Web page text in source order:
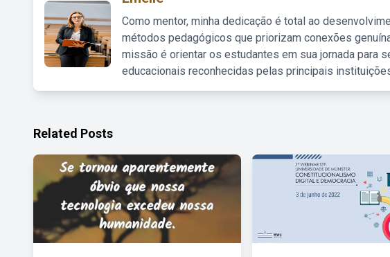
Como mentor, minha dedicação é total ao
métodos pedagógicos que priorizam conexões
missão é orientar os estudantes em sua jornada para
educacionais reconhecidas pelas principais
Related Posts